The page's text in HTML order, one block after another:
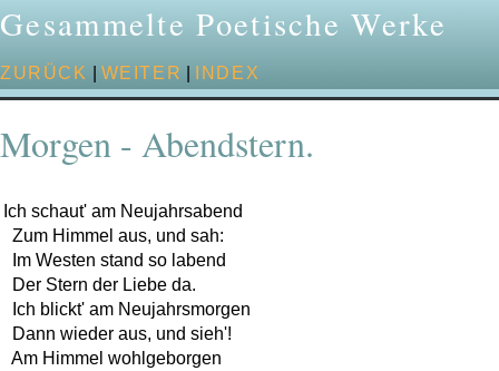
Gesammelte Poetische Werke
ZURÜCK WEITER INDEX
Morgen - Abendstern.
Ich schaut' am Neujahrsabend
  Zum Himmel aus, und sah:
  Im Westen stand so labend
  Der Stern der Liebe da.
  Ich blickt' am Neujahrsmorgen
  Dann wieder aus, und sieh'!
  Am Himmel wohlgeborgen